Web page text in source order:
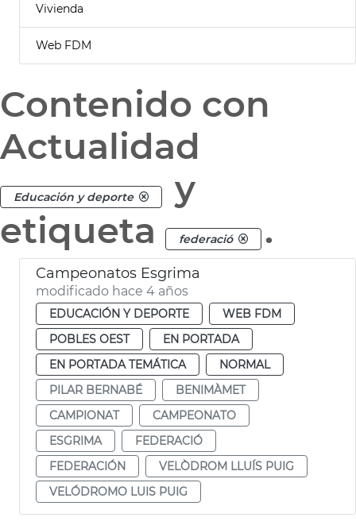
Vivienda
Web FDM
Contenido con
Actualidad
Educación y deporte
y
etiqueta
federació .
Campeonatos Esgrima
modificado hace 4 años
EDUCACIÓN Y DEPORTE
WEB FDM
POBLES OEST
EN PORTADA
EN PORTADA TEMÁTICA
NORMAL
PILAR BERNABÉ
BENIMÀMET
CAMPIONAT
CAMPEONATO
ESGRIMA
FEDERACIÓ
FEDERACIÓN
VELÒDROM LLUÍS PUIG
VELÓDROMO LUIS PUIG